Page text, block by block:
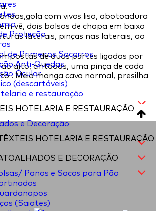
Proteção
de Primeiros Socorros
Anti-Quedas
Ócular
(descartáveis)
e restauração
HOTELARIA E RESTAURAÇÃO
e Decoração
HOTELARIA E RESTAURAÇÃO
E DECORAÇÃO
Panos e Sacos para Pão
(Saiotes)
com vivos liso, abotoadura
vê, dois bolsos de chapa em baixo
laterais, pinças nas laterais, ao
de duas partes ligadas por
alto, cintadas, uma pinça de cada
. Meia manga cava normal, presilha